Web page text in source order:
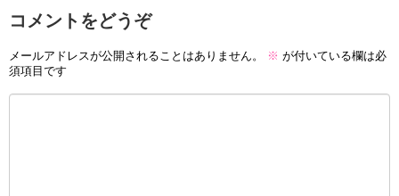
コメントをどうぞ
メールアドレスが公開されることはありません。 ※ が付いている欄は必
須項目です